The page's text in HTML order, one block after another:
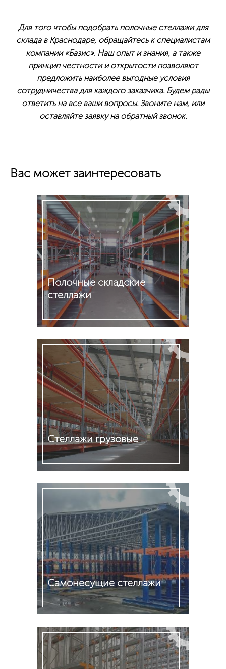
Для того чтобы подобрать полочные стеллажи для
склада в Краснодаре, обращайтесь к специалистам
компании «Базис». Наш опыт и знания, а также
принцип честности и открытости позволяют
предложить наиболее выгодные условия
сотрудничества для каждого заказчика. Будем рады
ответить на все ваши вопросы. Звоните нам, или
оставляйте заявку на обратный звонок.
Вас может заинтересовать
Полочные складские
стеллажи
Подробнее
Стеллажи грузовые
Подробнее
Cамонесущие стеллажи
Подробнее